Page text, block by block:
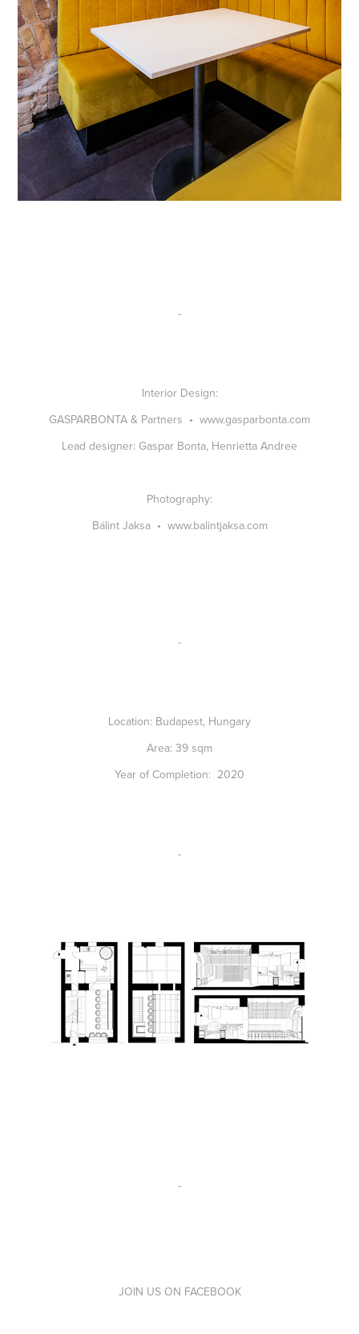
-
Interior Design:
GASPARBONTA & Partners • www.gasparbonta.com
Lead designer: Gaspar Bonta, Henrietta Andree
Photography:
Bálint Jaksa • www.balintjaksa.com
-
Location: Budapest, Hungary
Area: 39 sqm
Year of Completion: 2020
-
-
JOIN US ON FACEBOOK